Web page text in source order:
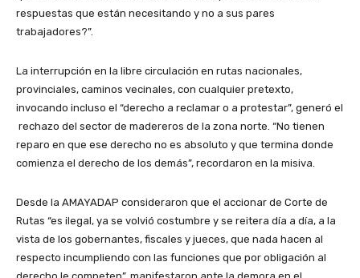
respuestas que están necesitando y no a sus pares
trabajadores?”.
La interrupción en la libre circulación en rutas nacionales,
provinciales, caminos vecinales, con cualquier pretexto,
invocando incluso el “derecho a reclamar o a protestar”, generó el
rechazo del sector de madereros de la zona norte. “No tienen
reparo en que ese derecho no es absoluto y que termina donde
comienza el derecho de los demás”, recordaron en la misiva.
Desde la AMAYADAP consideraron que el accionar de Corte de
Rutas “es ilegal, ya se volvió costumbre y se reitera día a día, a la
vista de los gobernantes, fiscales y jueces, que nada hacen al
respecto incumpliendo con las funciones que por obligación al